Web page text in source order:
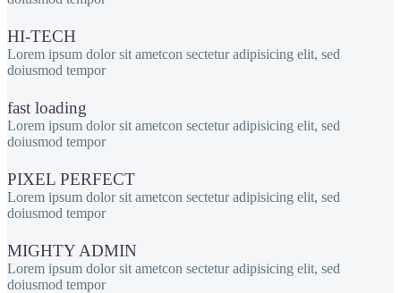
HI-TECH
Lorem ipsum dolor sit ametcon sectetur adipisicing elit, sed
doiusmod tempor
fast loading
Lorem ipsum dolor sit ametcon sectetur adipisicing elit, sed
doiusmod tempor
PIXEL PERFECT
Lorem ipsum dolor sit ametcon sectetur adipisicing elit, sed
doiusmod tempor
MIGHTY ADMIN
Lorem ipsum dolor sit ametcon sectetur adipisicing elit, sed
doiusmod tempor